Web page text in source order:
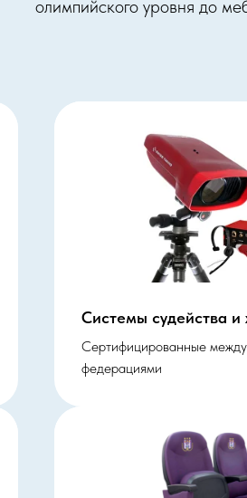
олимпийского уровня до
Системы судейства
Сертифицированные
федерациями